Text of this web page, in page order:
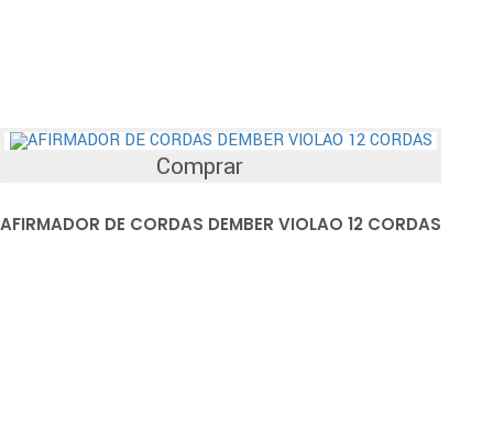
Comprar
AFIRMADOR DE CORDAS DEMBER VIOLAO 12 CORDAS